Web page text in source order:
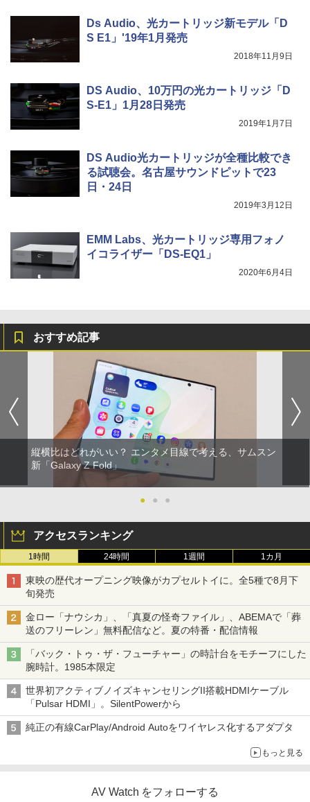
Ds Audio、光カートリッジ新モデル「D
S E1」'19年1月発売
2018年11月9日
DS Audio、10万円の光カートリッジ「D
S-E1」1月28日発売
2019年1月7日
DS Audio光カートリッジが全種比較でき
る試聴会。名古屋サウンドピットで23
日・24日
2019年3月12日
EMM Labs、光カートリッジ専用フォノ
イコライザー「DS-EQ1」
2020年6月4日
おすすめ記事
縦横比はどれがいい？ エンタメ目線で考える、サムスン
新「Galaxy Z Fold」
● ● ●
アクセスランキング
1時間 24時間 1週間 1カ月
東映の歴代オープニング映像がカプセルトイに。全5種で8月下
旬発売
金ロー「ナウシカ」、「真夏の怪奇ファイル」、ABEMAで「葬
送のフリーレン」無料配信など。夏の特番・配信情報
「バック・トゥ・ザ・フューチャー」の時計台をモチーフにした
腕時計。1985本限定
世界初アクティブノイズキャンセリングII搭載HDMIケーブル
「Pulsar HDMI」。SilentPowerから
純正の有線CarPlay/Android Autoをワイヤレス化するアダプタ
もっと見る
AV Watch をフォローする